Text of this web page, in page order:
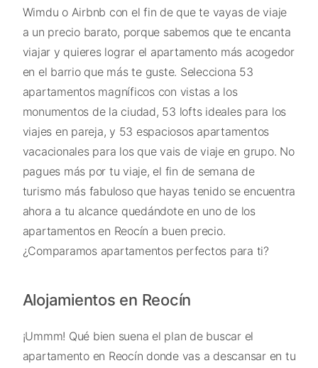
Wimdu o Airbnb con el fin de que te vayas de viaje
a un precio barato, porque sabemos que te encanta
viajar y quieres lograr el apartamento más acogedor
en el barrio que más te guste. Selecciona 53
apartamentos magníficos con vistas a los
monumentos de la ciudad, 53 lofts ideales para los
viajes en pareja, y 53 espaciosos apartamentos
vacacionales para los que vais de viaje en grupo. No
pagues más por tu viaje, el fin de semana de
turismo más fabuloso que hayas tenido se encuentra
ahora a tu alcance quedándote en uno de los
apartamentos en Reocín a buen precio.
¿Comparamos apartamentos perfectos para ti?
Alojamientos en Reocín
¡Ummm! Qué bien suena el plan de buscar el
apartamento en Reocín donde vas a descansar en tu